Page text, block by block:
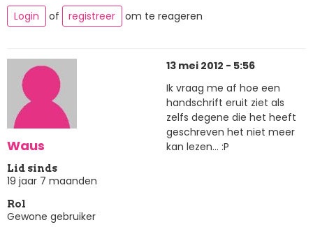
Login
of registreer om te reageren
Waus
Lid sinds
19 jaar 7 maanden
Rol
Gewone gebruiker
13 mei 2012 - 5:56
Ik vraag me af hoe een
handschrift eruit ziet als
zelfs degene die het heeft
geschreven het niet meer
kan lezen... :P